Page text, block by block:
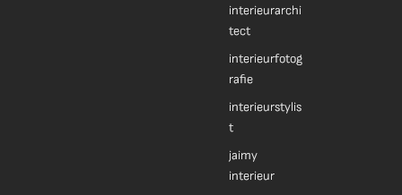
interieurarchi
tect
interieurfotog
rafie
interieurstylis
t
jaimy
interieur